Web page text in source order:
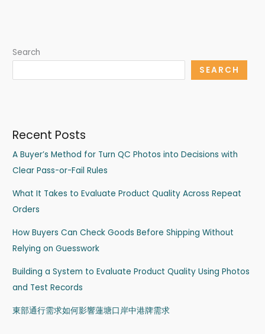
Search
SEARCH
Recent Posts
A Buyer’s Method for Turn QC Photos into Decisions with
Clear Pass-or-Fail Rules
What It Takes to Evaluate Product Quality Across Repeat
Orders
How Buyers Can Check Goods Before Shipping Without
Relying on Guesswork
Building a System to Evaluate Product Quality Using Photos
and Test Records
東部通行需求如何影響蓮塘口岸中港牌需求